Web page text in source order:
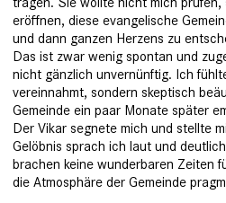
eröffnen, diese evangelische
und dann ganzen Herzens zu
Das ist zwar wenig spontan und
nicht gänzlich unvernünftig. Ich
vereinnahmt, sondern skeptisch
Gemeinde ein paar Monate ­später
Der Vikar segnete mich und stellte
Gelöbnis sprach ich laut und
brachen keine wunderbaren Zeiten
die Atmosphäre der Gemeinde